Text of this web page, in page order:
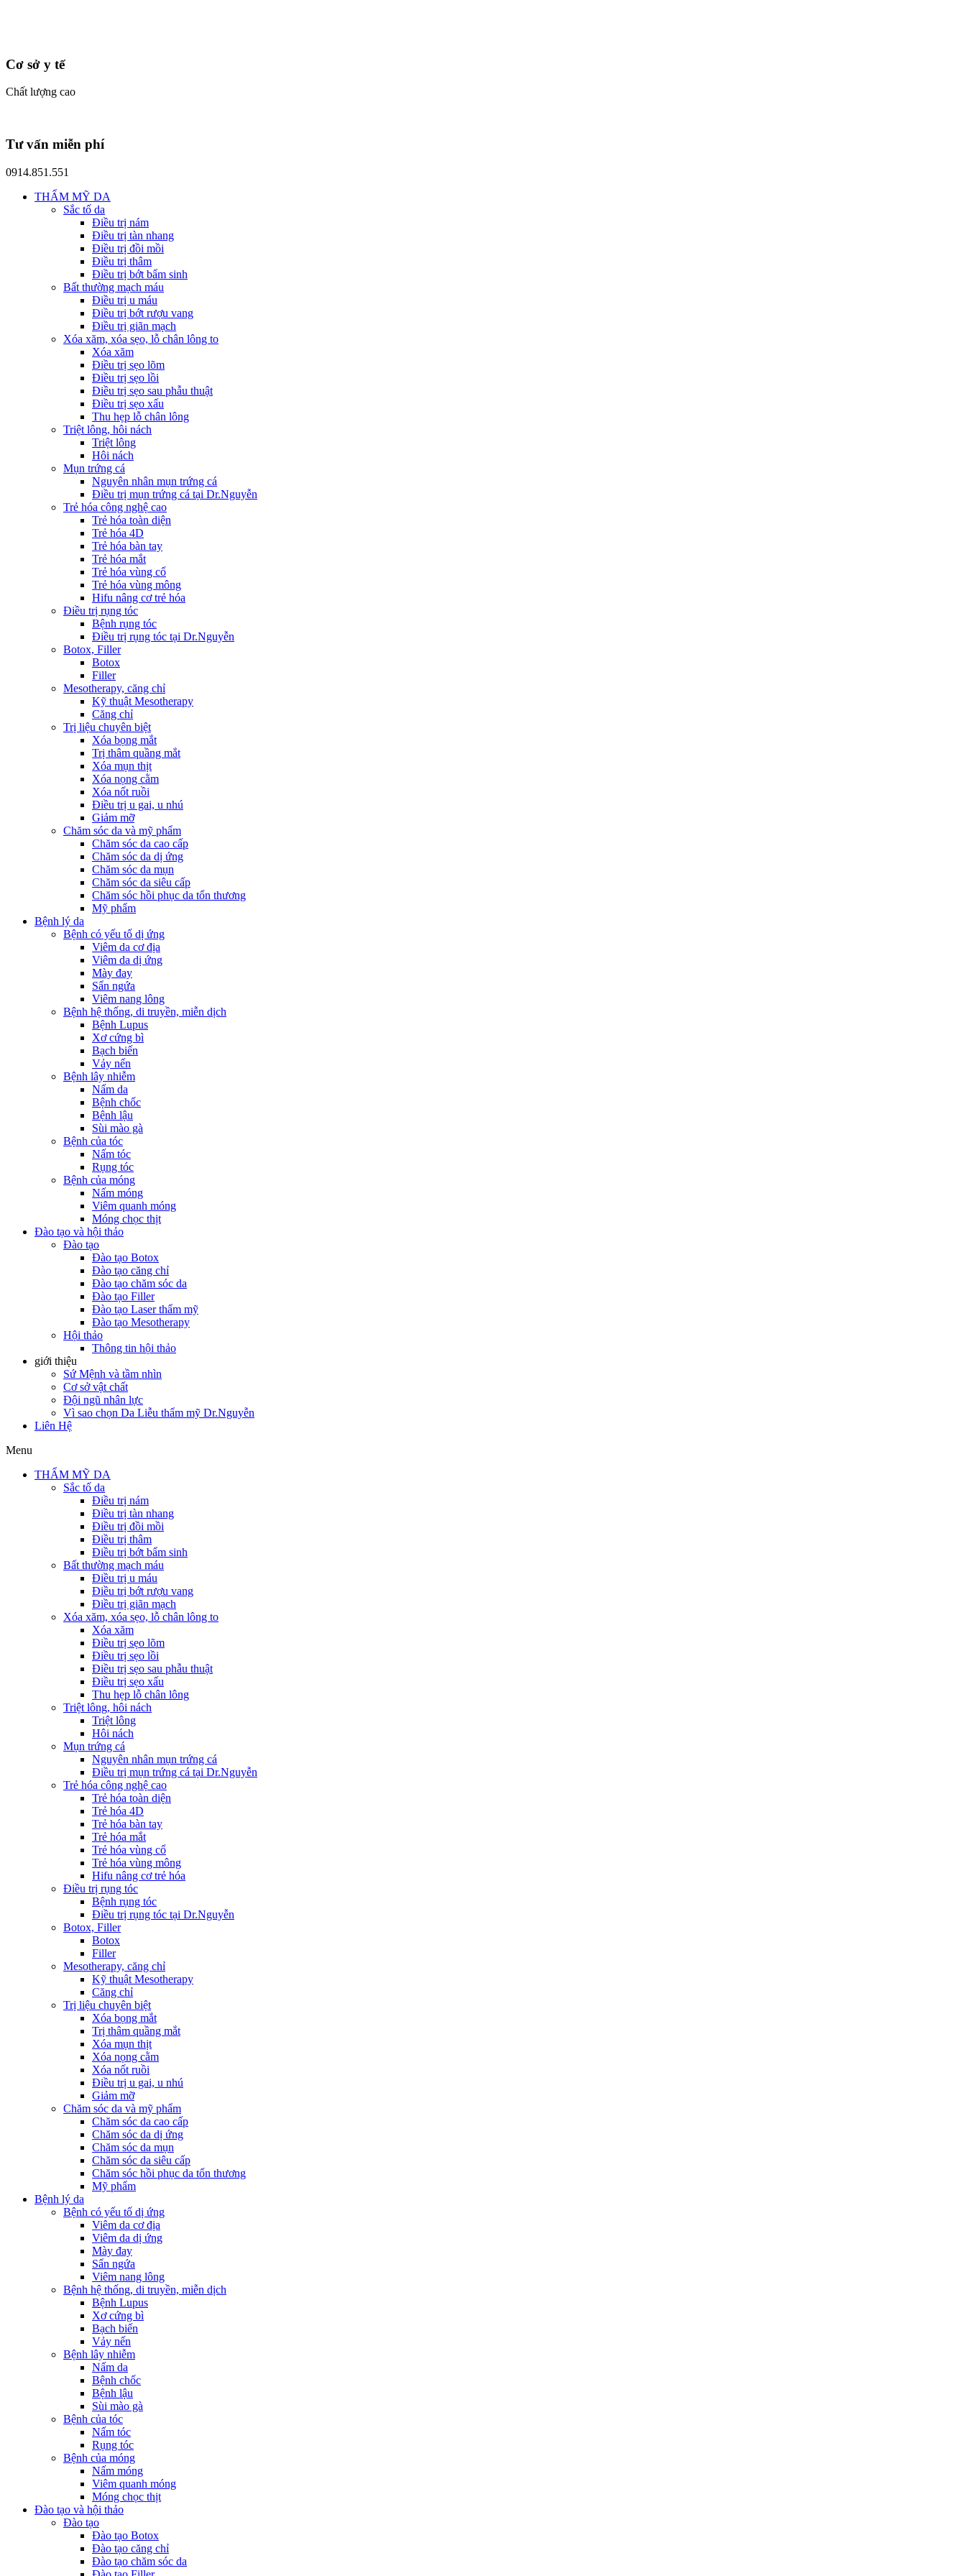
Cơ sở y tế
Chất lượng cao
Tư vấn miễn phí
0914.851.551
THẨM MỸ DA
Sắc tố da
Điều trị nám
Điều trị tàn nhang
Điều trị đồi mồi
Điều trị thâm
Điều trị bớt bẩm sinh
Bất thường mạch máu
Điều trị u máu
Điều trị bớt rượu vang
Điều trị giãn mạch
Xóa xăm, xóa sẹo, lỗ chân lông to
Xóa xăm
Điều trị sẹo lõm
Điều trị sẹo lồi
Điều trị sẹo sau phẫu thuật
Điều trị sẹo xấu
Thu hẹp lỗ chân lông
Triệt lông, hôi nách
Triệt lông
Hôi nách
Mụn trứng cá
Nguyên nhân mụn trứng cá
Điều trị mụn trứng cá tại Dr.Nguyễn
Trẻ hóa công nghệ cao
Trẻ hóa toàn diện
Trẻ hóa 4D
Trẻ hóa bàn tay
Trẻ hóa mắt
Trẻ hóa vùng cổ
Trẻ hóa vùng mông
Hifu nâng cơ trẻ hóa
Điều trị rụng tóc
Bệnh rụng tóc
Điều trị rụng tóc tại Dr.Nguyễn
Botox, Filler
Botox
Filler
Mesotherapy, căng chỉ
Kỹ thuật Mesotherapy
Căng chỉ
Trị liệu chuyên biệt
Xóa bọng mắt
Trị thâm quầng mắt
Xóa mụn thịt
Xóa nọng cằm
Xóa nốt ruồi
Điều trị u gai, u nhú
Giảm mỡ
Chăm sóc da và mỹ phẩm
Chăm sóc da cao cấp
Chăm sóc da dị ứng
Chăm sóc da mụn
Chăm sóc da siêu cấp
Chăm sóc hồi phục da tổn thương
Mỹ phẩm
Bệnh lý da
Bệnh có yếu tố dị ứng
Viêm da cơ địa
Viêm da dị ứng
Mày đay
Sẩn ngứa
Viêm nang lông
Bệnh hệ thống, di truyền, miễn dịch
Bệnh Lupus
Xơ cứng bì
Bạch biến
Vảy nến
Bệnh lây nhiễm
Nấm da
Bệnh chốc
Bệnh lậu
Sùi mào gà
Bệnh của tóc
Nấm tóc
Rụng tóc
Bệnh của móng
Nấm móng
Viêm quanh móng
Móng chọc thịt
Đào tạo và hội thảo
Đào tạo
Đào tạo Botox
Đào tạo căng chỉ
Đào tạo chăm sóc da
Đào tạo Filler
Đào tạo Laser thẩm mỹ
Đào tạo Mesotherapy
Hội thảo
Thông tin hội thảo
giới thiệu
Sứ Mệnh và tầm nhìn
Cơ sở vật chất
Đội ngũ nhân lực
Vì sao chọn Da Liễu thẩm mỹ Dr.Nguyễn
Liên Hệ
Menu
THẨM MỸ DA
Sắc tố da
Điều trị nám
Điều trị tàn nhang
Điều trị đồi mồi
Điều trị thâm
Điều trị bớt bẩm sinh
Bất thường mạch máu
Điều trị u máu
Điều trị bớt rượu vang
Điều trị giãn mạch
Xóa xăm, xóa sẹo, lỗ chân lông to
Xóa xăm
Điều trị sẹo lõm
Điều trị sẹo lồi
Điều trị sẹo sau phẫu thuật
Điều trị sẹo xấu
Thu hẹp lỗ chân lông
Triệt lông, hôi nách
Triệt lông
Hôi nách
Mụn trứng cá
Nguyên nhân mụn trứng cá
Điều trị mụn trứng cá tại Dr.Nguyễn
Trẻ hóa công nghệ cao
Trẻ hóa toàn diện
Trẻ hóa 4D
Trẻ hóa bàn tay
Trẻ hóa mắt
Trẻ hóa vùng cổ
Trẻ hóa vùng mông
Hifu nâng cơ trẻ hóa
Điều trị rụng tóc
Bệnh rụng tóc
Điều trị rụng tóc tại Dr.Nguyễn
Botox, Filler
Botox
Filler
Mesotherapy, căng chỉ
Kỹ thuật Mesotherapy
Căng chỉ
Trị liệu chuyên biệt
Xóa bọng mắt
Trị thâm quầng mắt
Xóa mụn thịt
Xóa nọng cằm
Xóa nốt ruồi
Điều trị u gai, u nhú
Giảm mỡ
Chăm sóc da và mỹ phẩm
Chăm sóc da cao cấp
Chăm sóc da dị ứng
Chăm sóc da mụn
Chăm sóc da siêu cấp
Chăm sóc hồi phục da tổn thương
Mỹ phẩm
Bệnh lý da
Bệnh có yếu tố dị ứng
Viêm da cơ địa
Viêm da dị ứng
Mày đay
Sẩn ngứa
Viêm nang lông
Bệnh hệ thống, di truyền, miễn dịch
Bệnh Lupus
Xơ cứng bì
Bạch biến
Vảy nến
Bệnh lây nhiễm
Nấm da
Bệnh chốc
Bệnh lậu
Sùi mào gà
Bệnh của tóc
Nấm tóc
Rụng tóc
Bệnh của móng
Nấm móng
Viêm quanh móng
Móng chọc thịt
Đào tạo và hội thảo
Đào tạo
Đào tạo Botox
Đào tạo căng chỉ
Đào tạo chăm sóc da